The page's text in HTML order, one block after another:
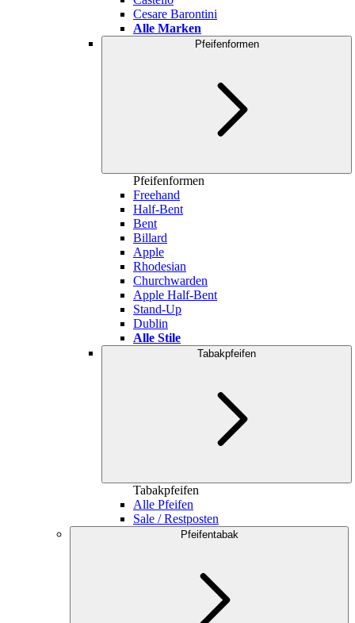
Cesare Barontini
Alle Marken
Pfeifenformen
Pfeifenformen
Freehand
Half-Bent
Bent
Billard
Apple
Rhodesian
Churchwarden
Apple Half-Bent
Stand-Up
Dublin
Alle Stile
Tabakpfeifen
Tabakpfeifen
Alle Pfeifen
Sale / Restposten
Pfeifentabak